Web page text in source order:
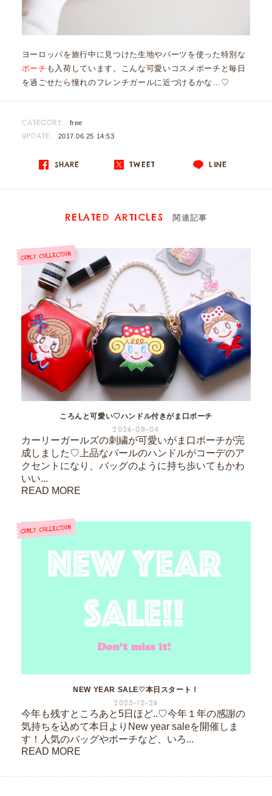
ヨーロッパを旅行中に見つけた生地やパーツを使った特別な
ポーチ も入荷しています。こんな可愛いコスメポーチと毎日
を過ごせたら憧れのフレンチガールに近づけるかな…♡
CATEGORY: free
UPDATE: 2017.06.25 14:53
SHARE TWEET LINE
RELATED ARTICLES 関連記事
ころんと可愛い♡ハンドル付きがま口ポーチ
2026-08-04
カーリーガールズの刺繍が可愛いがま口ポーチが完
成しました♡上品なパールのハンドルがコーデのア
クセントになり、バッグのように持ち歩いてもかわ
いい...
READ MORE
NEW YEAR SALE♡本日スタート！
2023-12-26
今年も残すところあと5日ほど..♡今年１年の感謝の
気持ちを込めて本日よりNew year saleを開催しま
す！人気のバッグやポーチなど、いろ...
READ MORE